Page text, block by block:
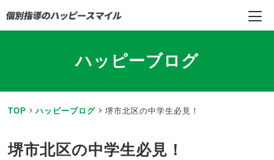
ハッピーブログ
TOP ハッピーブログ 堺市北区の中学生必見！
堺市北区の中学生必見！